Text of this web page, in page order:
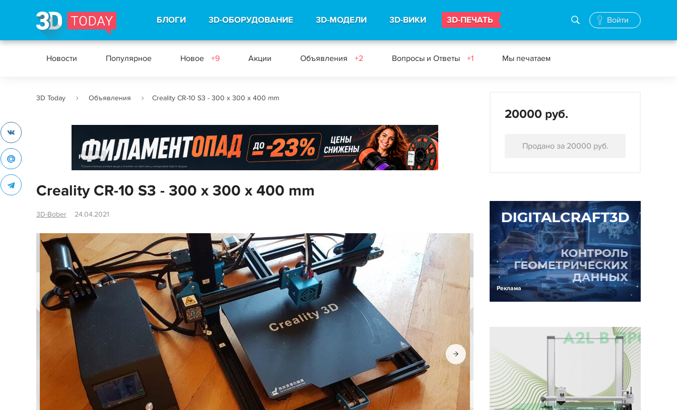
БЛОГИ 3D-ОБОРУДОВАНИЕ 3D-МОДЕЛИ 3D-ВИКИ 3D-ПЕЧАТЬ Войти
Новости Популярное Новое +9 Акции Объявления +2 Вопросы и Ответы +1 Мы печатаем
3D Today Объявления Creality CR-10 S3 - 300 x 300 x 400 mm
Реклама
Creality CR-10 S3 - 300 x 300 x 400 mm
3D-Bober 24.04.2021
20000 руб.
Продано за 20000 руб.
Реклама